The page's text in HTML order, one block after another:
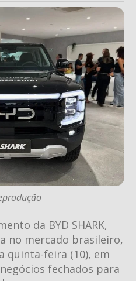
da BYD SHARK,
no mercado brasileiro,
quinta-feira (10), em
fechados para